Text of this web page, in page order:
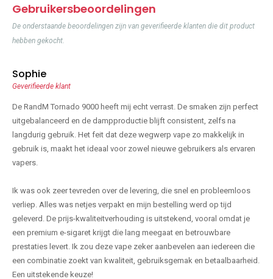
Gebruikersbeoordelingen
De onderstaande beoordelingen zijn van geverifieerde klanten die dit product
hebben gekocht.
Sophie
Geverifieerde klant
De RandM Tornado 9000 heeft mij echt verrast. De smaken zijn perfect
uitgebalanceerd en de dampproductie blijft consistent, zelfs na
langdurig gebruik. Het feit dat deze wegwerp vape zo makkelijk in
gebruik is, maakt het ideaal voor zowel nieuwe gebruikers als ervaren
vapers.
Ik was ook zeer tevreden over de levering, die snel en probleemloos
verliep. Alles was netjes verpakt en mijn bestelling werd op tijd
geleverd. De prijs-kwaliteitverhouding is uitstekend, vooral omdat je
een premium e-sigaret krijgt die lang meegaat en betrouwbare
prestaties levert. Ik zou deze vape zeker aanbevelen aan iedereen die
een combinatie zoekt van kwaliteit, gebruiksgemak en betaalbaarheid.
Een uitstekende keuze!